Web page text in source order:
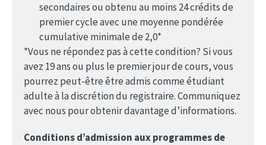
secondaires ou obtenu au moins 24 crédits de
premier cycle avec une moyenne pondérée
cumulative minimale de 2,0*
*Vous ne répondez pas à cette condition? Si vous
avez 19 ans ou plus le premier jour de cours, vous
pourrez peut-être être admis comme étudiant
adulte à la discrétion du registraire. Communiquez
avec nous pour obtenir davantage d’informations.
Conditions d’admission aux programmes de